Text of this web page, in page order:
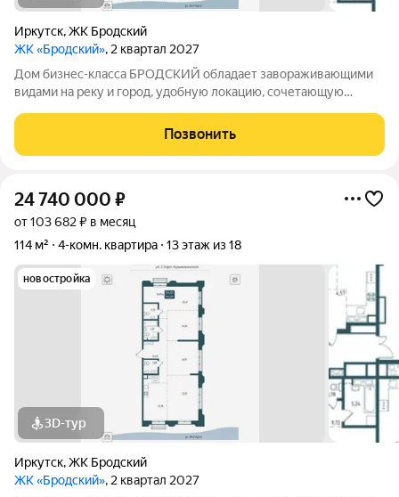
Иркутск,ЖК Бродский
ЖК «Бродский», 2 квартал 2027
Дом бизнес-класса БРОДСКИЙ обладает завораживающими
видами на реку и город, удобную локацию, сочетающую
транспортную доступность, выразительную архитектуру и
продуманные до мелочей дизайнерские места
Позвонить
24 740 000 ₽
от 103 682 ₽ в месяц
114 м²
4-комн. квартира 13 этаж из 18
новостройка
3D-тур
Иркутск,ЖК Бродский
ЖК «Бродский», 2 квартал 2027